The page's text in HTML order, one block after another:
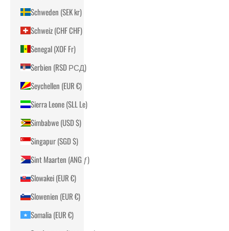
Schweden (SEK kr)
Schweiz (CHF CHF)
Senegal (XOF Fr)
Serbien (RSD РСД)
Seychellen (EUR €)
Sierra Leone (SLL Le)
Simbabwe (USD $)
Singapur (SGD $)
Sint Maarten (ANG ƒ)
Slowakei (EUR €)
Slowenien (EUR €)
Somalia (EUR €)